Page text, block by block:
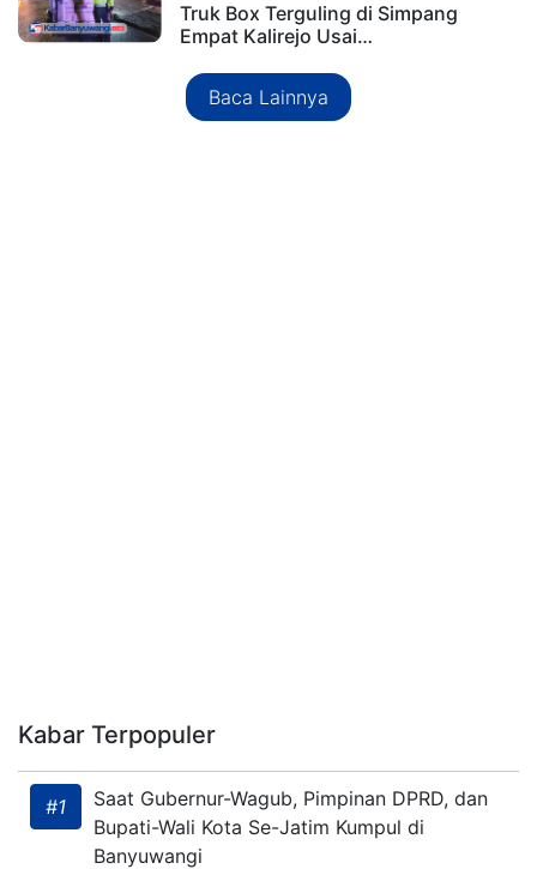
Truk Box Terguling di Simpang
Empat Kalirejo Usai…
Baca Lainnya
Kabar Terpopuler
#1
Saat Gubernur-Wagub, Pimpinan DPRD, dan
Bupati-Wali Kota Se-Jatim Kumpul di
Banyuwangi